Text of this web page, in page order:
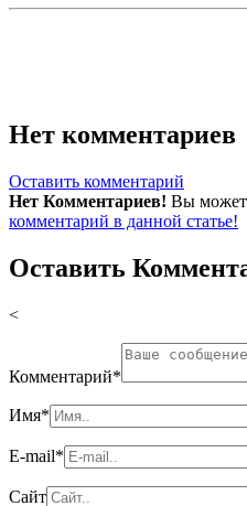
Нет комментариев
Оставить комментарий
Нет Комментариев! Вы
комментарий в данной статье!
Оставить
<
Комментарий*
Имя*
E-mail*
Сайт